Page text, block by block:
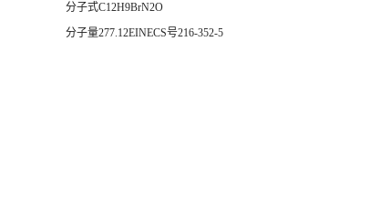
分子式C12H9BrN2O
分子量277.12EINECS号216-352-5